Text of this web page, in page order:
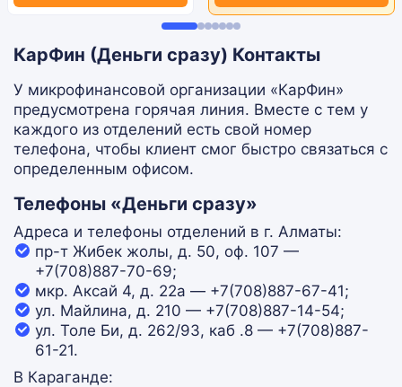
КарФин (Деньги сразу) Контакты
У микрофинансовой организации «КарФин»
предусмотрена горячая линия. Вместе с тем у
каждого из отделений есть свой номер
телефона, чтобы клиент смог быстро связаться с
определенным офисом.
Телефоны «Деньги сразу»
Адреса и телефоны отделений в г. Алматы:
пр-т Жибек жолы, д. 50, оф. 107 —
+7(708)887-70-69;
мкр. Аксай 4, д. 22а — +7(708)887-67-41;
ул. Майлина, д. 210 — +7(708)887-14-54;
ул. Толе Би, д. 262/93, каб .8 — +7(708)887-
61-21.
В Караганде: